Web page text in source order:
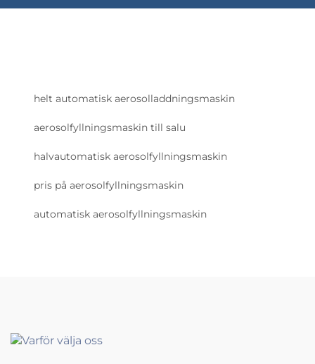
helt automatisk aerosolladdningsmaskin
aerosolfyllningsmaskin till salu
halvautomatisk aerosolfyllningsmaskin
pris på aerosolfyllningsmaskin
automatisk aerosolfyllningsmaskin